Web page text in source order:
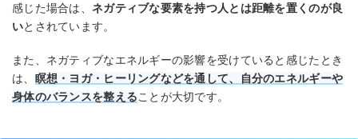
感じた場合は、 ネガティブな要素を持つ人とは距離を置くのが良
いとされています。
また、ネガティブなエネルギーの影響を受けていると感じたとき
は、 瞑想・ヨガ・ヒーリングなどを通して、自分のエネルギーや
身体のバランスを整えることが大切です。